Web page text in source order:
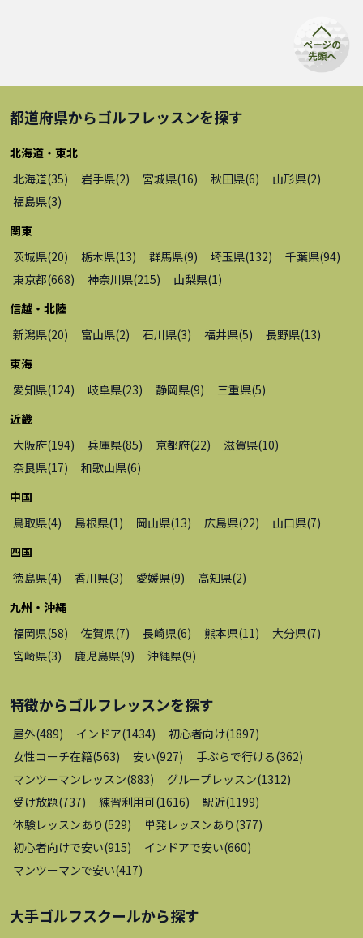
都道府県からゴルフレッスンを探す
北海道・東北
北海道(35) 岩手県(2) 宮城県(16) 秋田県(6) 山形県(2)
福島県(3)
関東
茨城県(20) 栃木県(13) 群馬県(9) 埼玉県(132) 千葉県(94)
東京都(668) 神奈川県(215) 山梨県(1 )
信越・北陸
新潟県(20) 富山県(2) 石川県(3) 福井県(5) 長野県(13)
東海
愛知県(124) 岐阜県(23) 静岡県(9) 三重県(5)
近畿
大阪府(194) 兵庫県(85) 京都府(22) 滋賀県(10)
奈良県(17) 和歌山県(6)
中国
鳥取県(4) 島根県(1 ) 岡山県(13) 広島県(22) 山口県(7)
四国
徳島県(4) 香川県(3) 愛媛県(9) 高知県(2)
九州・沖縄
福岡県(58) 佐賀県(7) 長崎県(6) 熊本県(11 ) 大分県(7)
宮崎県(3) 鹿児島県(9) 沖縄県(9)
特徴からゴルフレッスンを探す
屋外(489) インドア(1434) 初心者向け(1897)
女性コーチ在籍(563) 安い(927) 手ぶらで行ける(362)
マンツーマンレッスン(883) グループレッスン(1312)
受け放題(737) 練習利用可(1616) 駅近(1199)
体験レッスンあり (529) 単発レッスンあり (377)
初心者向けで安い(915) インドアで安い(660)
マンツーマンで安い(417)
大手ゴルフスクールから探す